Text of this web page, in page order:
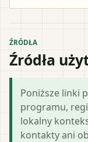
ŹRÓDŁA
Źródła
Poniższe linki
programu,
lokalny
kontakty ani